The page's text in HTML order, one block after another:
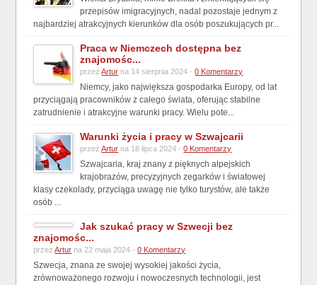
przepisów imigracyjnych, nadal pozostaje jednym z
najbardziej atrakcyjnych kierunków dla osób poszukujących pr...
Praca w Niemczech dostępna bez
znajomośc...
przezArtur na 14 sierpnia 2024 -0 Komentarzy
Niemcy, jako największa gospodarka Europy, od lat
przyciągają pracowników z całego świata, oferując stabilne
zatrudnienie i atrakcyjne warunki pracy. Wielu pote...
Warunki życia i pracy w Szwajcarii
przezArtur na 18 lipca 2024 -0 Komentarzy
Szwajcaria, kraj znany z pięknych alpejskich
krajobrazów, precyzyjnych zegarków i światowej
klasy czekolady, przyciąga uwagę nie tylko turystów, ale także
osób ...
Jak szukać pracy w Szwecji bez
znajomośc...
przezArtur na 22 maja 2024 -0 Komentarzy
Szwecja, znana ze swojej wysokiej jakości życia,
zrównoważonego rozwoju i nowoczesnych technologii, jest